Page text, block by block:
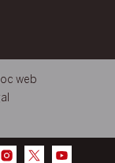
web